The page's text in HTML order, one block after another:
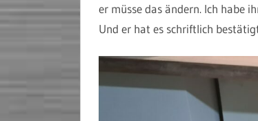
er müsse das ändern. Ich habe
Und er hat es schriftlich